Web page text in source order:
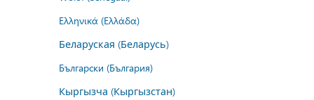
Ελληνικά (Ελλάδα)
Беларуская (Беларусь)
Български (България)
Кыргызча (Кыргызстан)